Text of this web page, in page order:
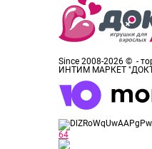
Since 2008-2026 © -
ИНТИМ МАРКЕТ
64